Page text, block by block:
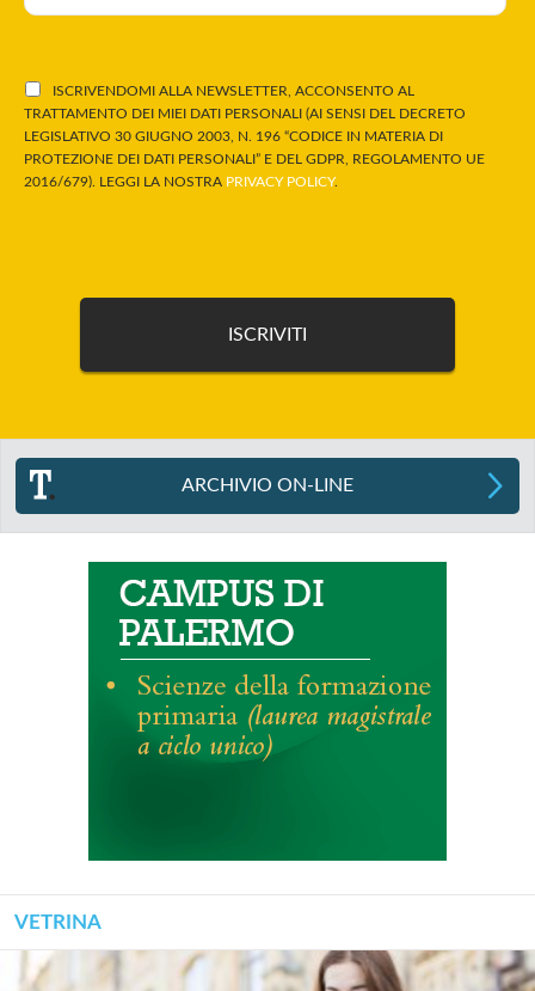
ISCRIVENDOMI ALLA NEWSLETTER, ACCONSENTO AL
TRATTAMENTO DEI MIEI DATI PERSONALI (AI SENSI DEL DECRETO
LEGISLATIVO 30 GIUGNO 2003, N. 196 “CODICE IN MATERIA DI
PROTEZIONE DEI DATI PERSONALI” E DEL GDPR, REGOLAMENTO UE
2016/679). LEGGI LA NOSTRA PRIVACY POLICY.
ARCHIVIO ON-LINE
VETRINA